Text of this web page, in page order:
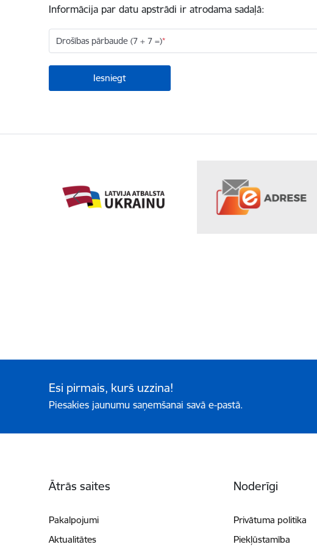
Informācija par datu apstrādi ir atrodama sadaļā:
Drošības pārbaude (7 + 7 =)
Esi pirmais, kurš uzzina!
Piesakies jaunumu saņemšanai savā e-pastā.
Ātrās saites
Pakalpojumi
Aktualitātes
Noderīgi
Privātuma politika
Piekļūstamība